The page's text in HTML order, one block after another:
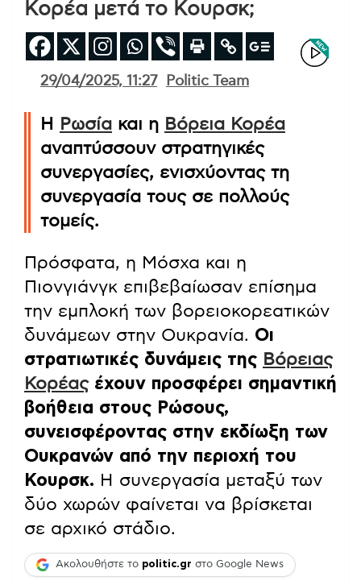
Κορέα μετά το Κουρσκ;
29/04/2025, 11:27 Politic Team
Η Ρωσία και η Βόρεια Κορέα
αναπτύσσουν στρατηγικές
συνεργασίες, ενισχύοντας τη
συνεργασία τους σε πολλούς
τομείς.
Πρόσφατα, η Μόσχα και η
Πιονγιάνγκ επιβεβαίωσαν επίσημα
την εμπλοκή των βορειοκορεατικών
δυνάμεων στην Ουκρανία. Οι
στρατιωτικές δυνάμεις της Βόρειας
Κορέαςέχουν προσφέρει σημαντική
βοήθεια στους Ρώσους,
συνεισφέροντας στην εκδίωξη των
Ουκρανών από την περιοχή του
Κουρσκ. Η συνεργασία μεταξύ των
δύο χωρών φαίνεται να βρίσκεται
σε αρχικό στάδιο.
Ακολουθήστε το politic.gr στο Google News